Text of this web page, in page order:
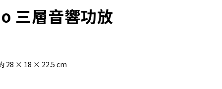
三層音響功放
28 × 18 × 22.5 cm